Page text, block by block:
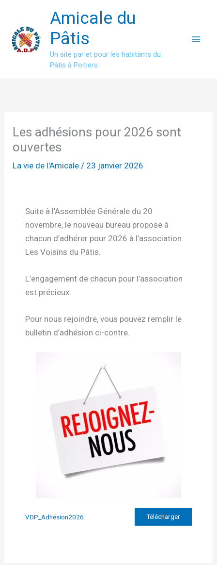
contenu
Amicale du
Pâtis
Un site par et pour les habitants du
Pâtis à Poitiers
Les adhésions pour 2026 sont
ouvertes
La vie de l'Amicale / 23 janvier 2026
Suite à l’Assemblée Générale du 20
novembre, le nouveau bureau propose à
chacun d’adhérer pour 2026 à l’association
Les Voisins du Pâtis.
L’engagement de chacun pour l’association
est précieux.
Pour nous rejoindre, vous pouvez remplir le
bulletin d’adhésion ci-contre.
VDP_Adhésion2026 Télécharger